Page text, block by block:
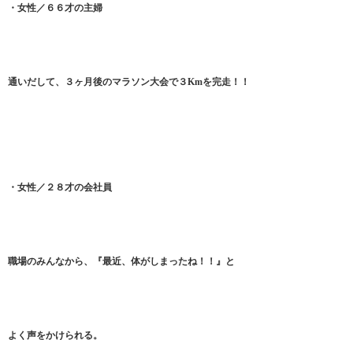
・女性／６６才の主婦
通いだして、３ヶ月後のマラソン大会で３Kmを完走！！
・女性／２８才の会社員
職場のみんなから、『最近、体がしまったね！！』と
よく声をかけられる。